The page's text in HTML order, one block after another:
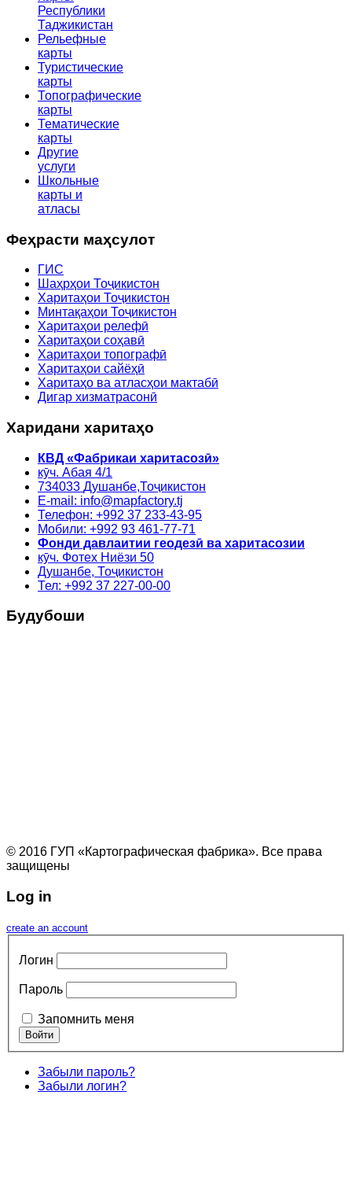
Республики
Таджикистан
Рельефные
карты
Туристические
карты
Топографические
карты
Тематические
карты
Другие
услуги
Школьные
карты и
атласы
Феҳрасти маҳсулот
ГИС
Шаҳрҳои Тоҷикистон
Харитаҳои Тоҷикистон
Минтақаҳои Тоҷикистон
Харитаҳои релефӣ
Харитаҳои соҳавӣ
Харитаҳои топографӣ
Харитаҳои сайёҳӣ
Харитаҳо ва атласҳои мактабӣ
Дигар хизматрасонӣ
Харидани харитаҳо
КВД «Фабрикаи харитасозӣ»
кӯч. Абая 4/1
734033 Душанбе,Тоҷикистон
E-mail: info@mapfactory.tj
Телефон: +992 37 233-43-95
Мобили: +992 93 461-77-71
Фонди давлаитии геодезӣ ва харитасозии
кӯч. Фотех Ниёзи 50
Душанбе, Тоҷикистон
Тел: +992 37 227-00-00
Будубоши
© 2016 ГУП «Картографическая фабрика». Все права
защищены
Log in
create an account
Логин
Пароль
Запомнить меня
Забыли пароль?
Забыли логин?